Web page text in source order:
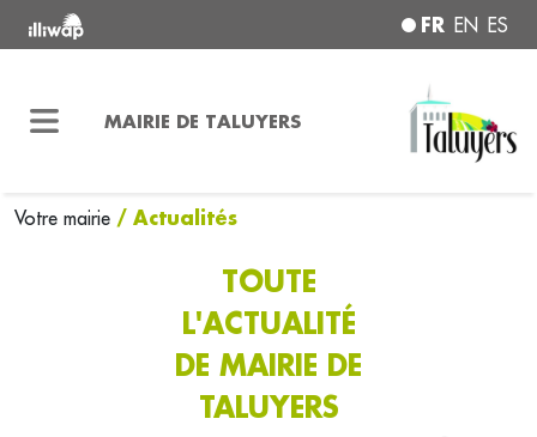
FR EN ES
MAIRIE DE TALUYERS
Votre mairie / Actualités
TOUTE
L'ACTUALITÉ
DE MAIRIE DE
TALUYERS